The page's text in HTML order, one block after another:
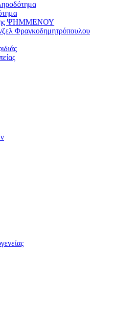
ΨΗΜΜΕΝΟΥ
Φραγκοδημητρόπουλου